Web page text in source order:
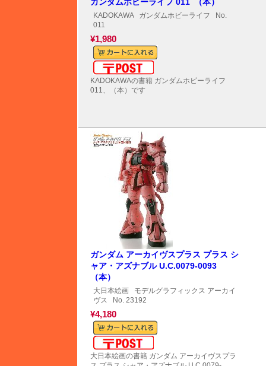
KADOKAWA ガンダムホビーライフ No.
011
¥1,980
KADOKAWAの書籍 ガンダムホビーライフ
011、（本）です
ガンダム アーカイヴスプラス プラス シ
ャア・アズナブル U.C.0079-0093
（本）
大日本絵画
モデルグラフィックス アーカイ
ヴス No. 23192
¥4,180
大日本絵画の書籍 ガンダム アーカイヴスプラ